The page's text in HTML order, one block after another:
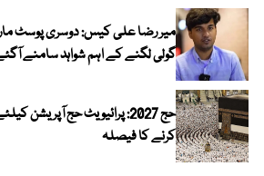
میر رضا علی کیس: دوسری پوسٹ
گولی لگنے کے اہم شواہد سامنے
حج 2027: پرائیویٹ حج آپریشن
کرنے کا فیصلہ